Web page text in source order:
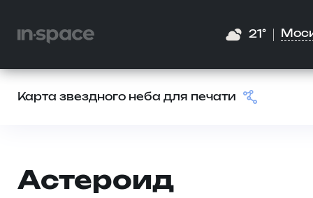
21°
Карта звездного неба для печати
Астероид